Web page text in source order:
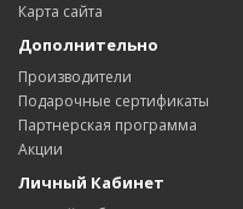
Карта сайта
Дополнительно
Производители
Подарочные сертификаты
Партнерская программа
Акции
Личный Кабинет